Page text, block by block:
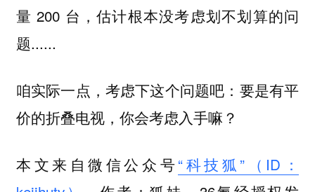
量 200 台，估计根本没考虑划不划算的问
题......
咱实际一点，考虑下这个问题吧：要是有平
价的折叠电视，你会考虑入手嘛？
本文来自微信公众号“科技狐”（ID：